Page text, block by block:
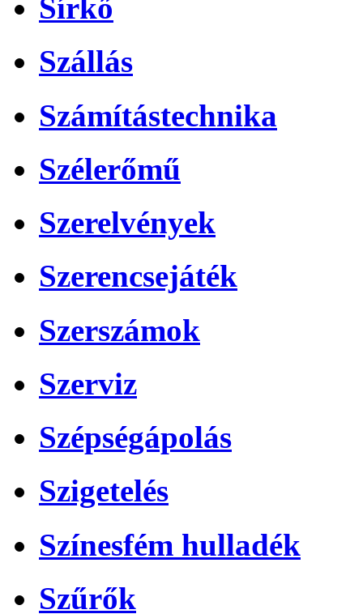
Sírkő
Szállás
Számítástechnika
Szélerőmű
Szerelvények
Szerencsejáték
Szerszámok
Szerviz
Szépségápolás
Szigetelés
Színesfém hulladék
Szűrők